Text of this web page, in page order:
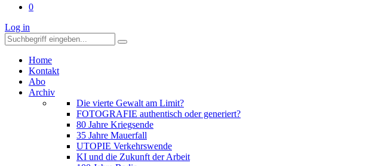
0
Log in
Home
Kontakt
Abo
Archiv
Die vierte Gewalt am Limit?
FOTOGRAFIE authentisch oder generiert?
80 Jahre Kriegsende
35 Jahre Mauerfall
UTOPIE Verkehrswende
KI und die Zukunft der Arbeit